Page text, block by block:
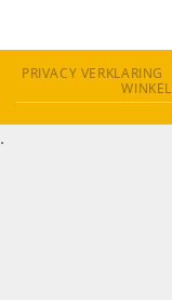
PRIVACY VERKLARING
WINKEL